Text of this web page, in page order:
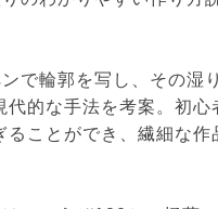
で輪郭を写し、その湿
代的な手法を考案。初心
ることができ、繊細な作